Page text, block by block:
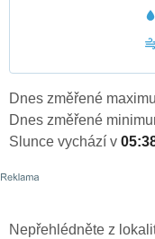
Dnes změřené
Dnes změřené
Slunce vychází v
Nepřehlédněte z